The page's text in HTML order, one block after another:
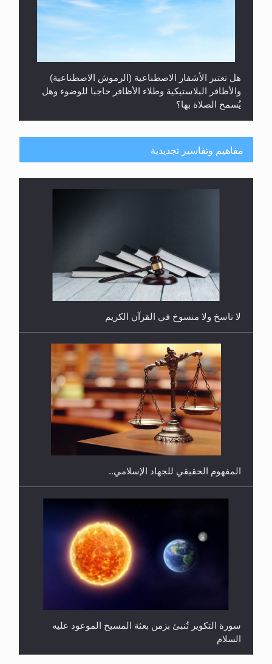
يُسمح الصلاة بها؟
هل يجوز فتح مشروع كوافير نسائي للمحجبات وغير
المحجبات؟
مفاهيم وتفاسير تجديدية
لا ناسخ ولا منسوخ في القرآن الكريم
المفهوم الحقيقي للجهاد الإسلامي..